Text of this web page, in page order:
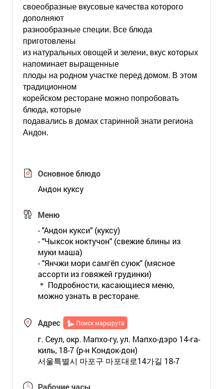
своеобразные вкусовые качества которого
дополняют
разнообразные специи. Все блюда
приготовлены
из натуральных овощей и зелени, вкус которых
напоминает выращенные
плоды на родном участке перед домом. В этом
традиционном
корейском ресторане можно попробовать
блюда, которые
подавались в домах старинной знати региона
Андон.
Основное блюдо
Андон куксу
Меню
- "Андон кукси" (куксу)
- "Чыксок ноктучон" (свежие блины из
муки маша)
- "Янчжи мори самгёп суюк" (мясное
ассорти из говяжей грудинки)
＊ Подробности, касающиеся меню,
можно узнать в ресторане.
Адрес Поиск маршрута
г. Сеул, окр. Мапхо-гу, ул. Мапхо-дэро 14-га-
киль, 18-7 (р-н Кондок-дон)
서울특별시 마포구 마포대로14가길 18-7
Рабочие часы